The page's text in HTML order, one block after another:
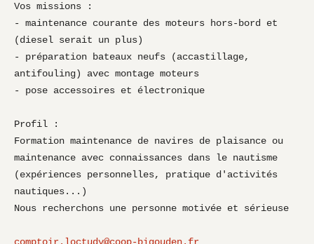
Vos missions :
- maintenance courante des moteurs hors-bord et
(diesel serait un plus)
- préparation bateaux neufs (accastillage,
antifouling) avec montage moteurs
- pose accessoires et électronique
Profil :
Formation maintenance de navires de plaisance ou
maintenance avec connaissances dans le nautisme
(expériences personnelles, pratique d'activités
nautiques...)
Nous recherchons une personne motivée et sérieuse